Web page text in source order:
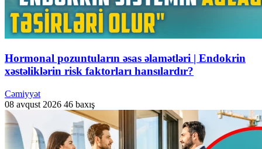
Hormonal pozuntuların əsas əlamətləri | Endokrin
xəstəliklərin risk faktorları hansılardır?
Cəmiyyət
08 avqust 2026 46 baxış